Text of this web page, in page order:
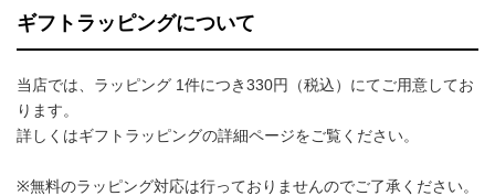
ギフトラッピングについて
当店では、ラッピング 1件につき330円（税込）にてご用意してお
ります。
詳しくはギフトラッピングの詳細ページをご覧ください。
※無料のラッピング対応は行っておりませんのでご了承ください。